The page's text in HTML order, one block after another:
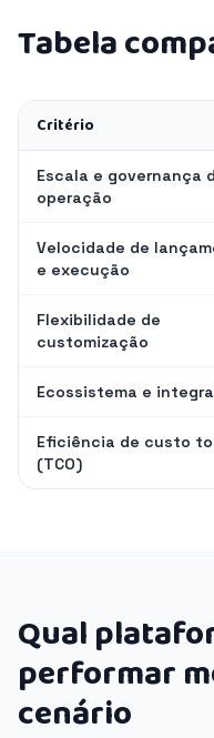
Tabela
Critério
Escala e governança
operação
Velocidade de
e execução
Flexibilidade de
customização
Ecossistema e
Eficiência de custo
(TCO)
Qual
performar
cenário